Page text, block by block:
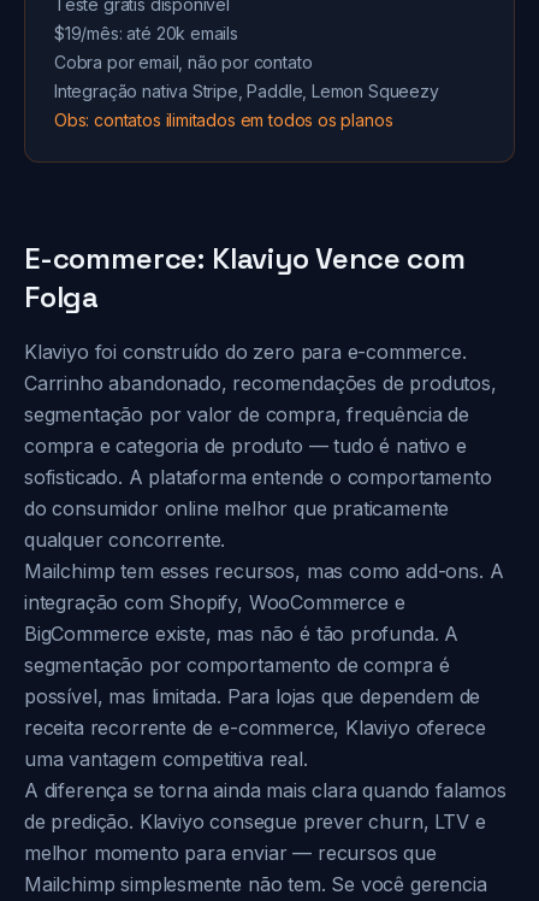
Teste grátis disponível
$19/mês: até 20k emails
Cobra por email, não por contato
Integração nativa Stripe, Paddle, Lemon Squeezy
Obs: contatos ilimitados em todos os planos
E-commerce: Klaviyo Vence com
Folga
Klaviyo foi construído do zero para e-commerce.
Carrinho abandonado, recomendações de produtos,
segmentação por valor de compra, frequência de
compra e categoria de produto — tudo é nativo e
sofisticado. A plataforma entende o comportamento
do consumidor online melhor que praticamente
qualquer concorrente.
Mailchimp tem esses recursos, mas como add-ons. A
integração com Shopify, WooCommerce e
BigCommerce existe, mas não é tão profunda. A
segmentação por comportamento de compra é
possível, mas limitada. Para lojas que dependem de
receita recorrente de e-commerce, Klaviyo oferece
uma vantagem competitiva real.
A diferença se torna ainda mais clara quando falamos
de predição. Klaviyo consegue prever churn, LTV e
melhor momento para enviar — recursos que
Mailchimp simplesmente não tem. Se você gerencia